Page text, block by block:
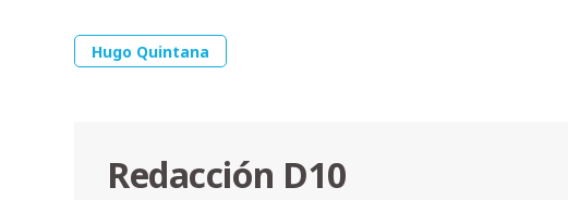
Hugo Quintana
Redacción D10